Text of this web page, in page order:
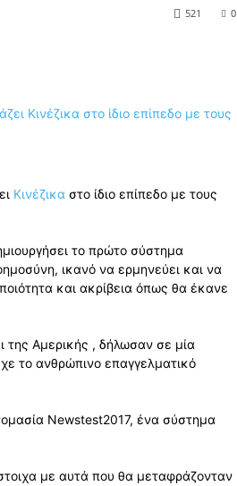
0
521
Κινέζικα στο ίδιο επίπεδο με τους
το πρώτο σύστημα
ικανό να ερμηνεύει και να
και ακρίβεια όπως θα έκανε
της Αμερικής , δήλωσαν σε μία
το ανθρώπινο επαγγελματικό
Newstest2017, ένα σύστημα
με αυτά που θα μεταφράζονταν